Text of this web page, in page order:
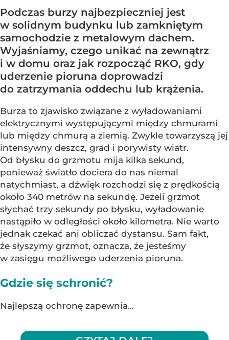
Podczas burzy najbezpieczniej jest
w solidnym budynku lub zamkniętym
samochodzie z metalowym dachem.
Wyjaśniamy, czego unikać na zewnątrz
i w domu oraz jak rozpocząć RKO, gdy
uderzenie pioruna doprowadzi
do zatrzymania oddechu lub krążenia.
Burza to zjawisko związane z wyładowaniami
elektrycznymi występującymi między chmurami
lub między chmurą a ziemią. Zwykle towarzyszą jej
intensywny deszcz, grad i porywisty wiatr.
Od błysku do grzmotu mija kilka sekund,
ponieważ światło dociera do nas niemal
natychmiast, a dźwięk rozchodzi się z prędkością
około 340 metrów na sekundę. Jeżeli grzmot
słychać trzy sekundy po błysku, wyładowanie
nastąpiło w odległości około kilometra. Nie warto
jednak czekać ani obliczać dystansu. Sam fakt,
że słyszymy grzmot, oznacza, że jesteśmy
w zasięgu możliwego uderzenia pioruna.
Gdzie się schronić?
Najlepszą ochronę zapewnia...